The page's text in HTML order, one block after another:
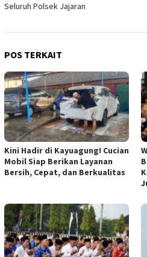
Seluruh Polsek Jajaran
POS TERKAIT
Kini Hadir di Kayuagung! Cucian
Mobil Siap Berikan Layanan
Bersih, Cepat, dan Berkualitas